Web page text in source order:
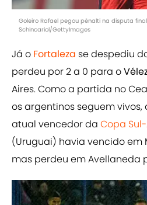
Goleiro Rafael pegou pênalti na disputa
Schincariol/GettyImages
Já o Fortaleza se despediu
perdeu por 2 a 0 para o
Aires. Como a partida no
os argentinos seguem vivos,
atual vencedor da Copa
(Uruguai) havia vencido em
mas perdeu em Avellaneda